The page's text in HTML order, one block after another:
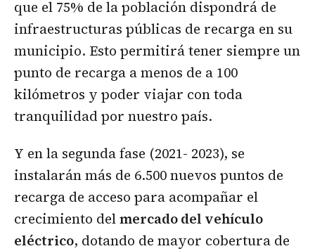
que el 75% de la población dispondrá de
infraestructuras públicas de recarga en su
municipio. Esto permitirá tener siempre un
punto de recarga a menos de a 100
kilómetros y poder viajar con toda
tranquilidad por nuestro país.
Y en la segunda fase (2021- 2023), se
instalarán más de 6.500 nuevos puntos de
recarga de acceso para acompañar el
crecimiento delmercado del vehículo
eléctrico, dotando de mayor cobertura de